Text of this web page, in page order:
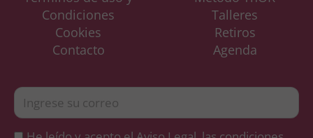
Condiciones
Cookies
Contacto
Talleres
Retiros
Agenda